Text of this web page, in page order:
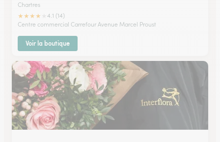
Chartres
★★★★
4.1 (14)
Centre commercial Carrefour Avenue Marcel Proust
Voir la boutique